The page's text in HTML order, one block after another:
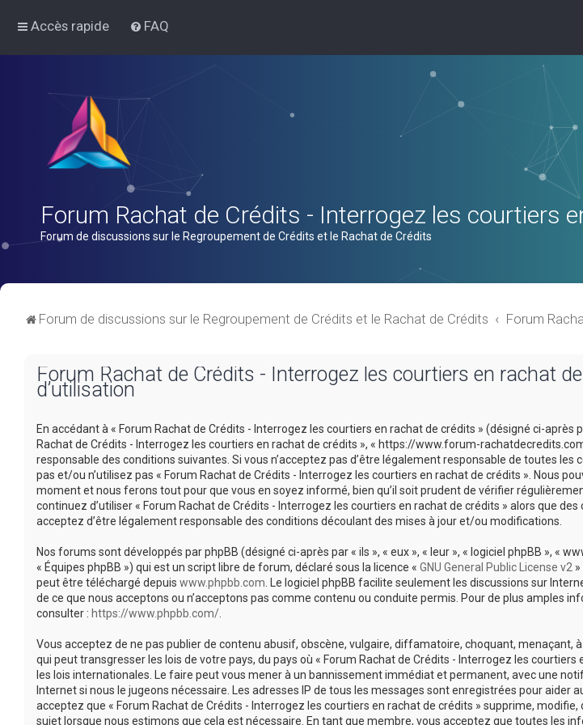
Accès rapide FAQ
Forum Rachat de Crédits - Interrogez les courtiers
Forum de discussions sur le Regroupement de Crédits et le Rachat de Crédits
Forum de discussions sur le Regroupement de Crédits et le Rachat de Crédits Forum
Forum Rachat de Crédits - Interrogez les courtiers en rachat
d’utilisation
En accédant à « Forum Rachat de Crédits - Interrogez les courtiers en rachat de crédits » (désigné ci-après
Rachat de Crédits - Interrogez les courtiers en rachat de crédits », « https://www.forum-
responsable des conditions suivantes. Si vous n’acceptez pas d’être légalement responsable de toutes les
pas et/ou n’utilisez pas « Forum Rachat de Crédits - Interrogez les courtiers en rachat de crédits ». Nous
moment et nous ferons tout pour que vous en soyez informé, bien qu’il soit prudent de vérifier
continuez d’utiliser « Forum Rachat de Crédits - Interrogez les courtiers en rachat de crédits » alors que
acceptez d’être légalement responsable des conditions découlant des mises à jour et/ou modifications.
Nos forums sont développés par phpBB (désigné ci-après par « ils », « eux », « leur », « logiciel phpBB », «
« Équipes phpBB ») qui est un script libre de forum, déclaré sous la licence « GNU General Public License v2
peut être téléchargé depuis www.phpbb.com . Le logiciel phpBB facilite seulement les discussions sur
de ce que nous acceptons ou n’acceptons pas comme contenu ou conduite permis. Pour de plus amples
consulter : https://www.phpbb.com/
Vous acceptez de ne pas publier de contenu abusif, obscène, vulgaire, diffamatoire, choquant, menaçant,
qui peut transgresser les lois de votre pays, du pays où « Forum Rachat de Crédits - Interrogez les courtiers
les lois internationales. Le faire peut vous mener à un bannissement immédiat et permanent, avec une
Internet si nous le jugeons nécessaire. Les adresses IP de tous les messages sont enregistrées pour aider
acceptez que « Forum Rachat de Crédits - Interrogez les courtiers en rachat de crédits » supprime, modifie,
sujet lorsque nous estimons que cela est nécessaire. En tant que membre, vous acceptez que toutes les